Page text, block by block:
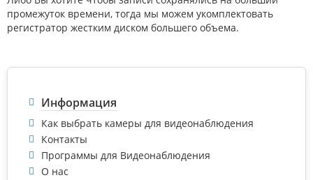
промежуток времени, тогда мы можем укомплектовать
регистратор жестким диском большего объема.
Информация
Как выбрать камеры для видеонаблюдения
Контакты
Программы для Видеонаблюдения
О нас